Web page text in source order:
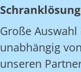
Große
unabhängig
unseren